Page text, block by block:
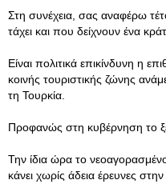
Στη συνέχεια, σας αναφέρω
τάχει και που δείχνουν ένα
Είναι πολιτικά επικίνδυνη η
κοινής τουριστικής ζώνης
τη Τουρκία.
Προφανώς στη κυβέρνηση το
Την ίδια ώρα το
κάνει χωρίς άδεια έρευνες